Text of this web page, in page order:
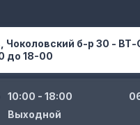
Чоколовский б-р 30 - ВТ-
до 18-00
10:00 - 18:00
Выходной